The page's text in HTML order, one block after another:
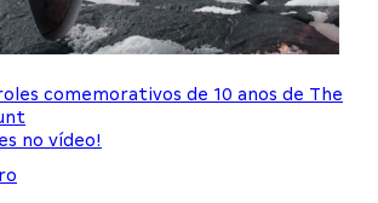
comemorativos de 10 anos de The
no vídeo!